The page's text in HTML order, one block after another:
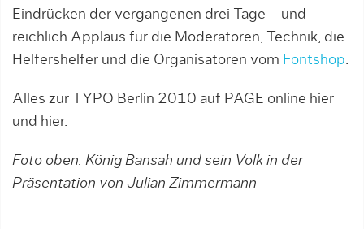
Eindrücken der vergangenen drei Tage – und
reichlich Applaus für die Moderatoren, Technik, die
Helfershelfer und die Organisatoren vom Fontshop.
Alles zur TYPO Berlin 2010 auf PAGE online hier
und hier.
Foto oben: König Bansah und sein Volk in der
Präsentation von Julian Zimmermann